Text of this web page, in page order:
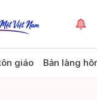
giáo Bản làng